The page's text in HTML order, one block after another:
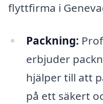
flyttfirma i
Packning:
erbjuder
hjälper till att
på ett säkert